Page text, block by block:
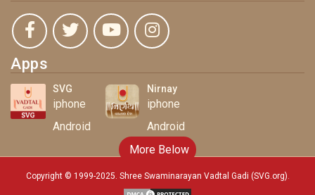
Apps
SVG
iphone
Android
Nirnay
iphone
Android
Copyright © 1999-2025. Shree Swaminarayan Vadtal Gadi (SVG.org)
More Below